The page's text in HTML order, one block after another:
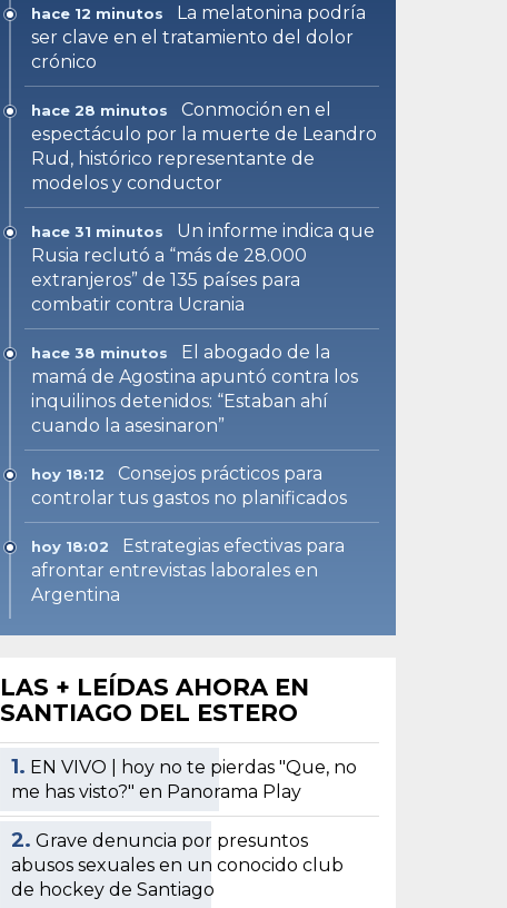
hace 12 minutos
La melatonina podría
ser clave en el tratamiento del dolor
crónico
hace 28 minutos
Conmoción en el
espectáculo por la muerte de Leandro
Rud, histórico representante de
modelos y conductor
hace 31 minutos
Un informe indica que
Rusia reclutó a “más de 28.000
extranjeros” de 135 países para
combatir contra Ucrania
hace 38 minutos
El abogado de la
mamá de Agostina apuntó contra los
inquilinos detenidos: “Estaban ahí
cuando la asesinaron”
hoy 18:12
Consejos prácticos para
controlar tus gastos no planificados
hoy 18:02
Estrategias efectivas para
afrontar entrevistas laborales en
Argentina
LAS + LEÍDAS AHORA EN
SANTIAGO DEL ESTERO
1. EN VIVO | hoy no te pierdas "Que, no
me has visto?" en Panorama Play
2. Grave denuncia por presuntos
abusos sexuales en un conocido club
de hockey de Santiago